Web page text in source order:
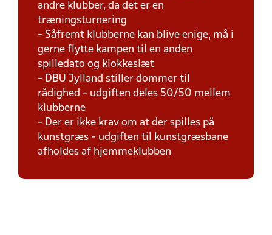
andre klubber, da det er en
træningsturnering
- Såfremt klubberne kan blive enige, må i
gerne flytte kampen til en anden
spilledato og klokkeslæt
- DBU Jylland stiller dommer til
rådighed - udgiften deles 50/50 mellem
klubberne
- Der er ikke krav om at der spilles på
kunstgræs - udgiften til kunstgræsbane
afholdes af hjemmeklubben